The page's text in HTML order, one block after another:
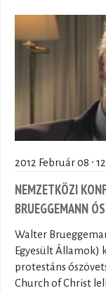
2012 Február 08 ∙
NEMZETKÖZI
BRUEGGEMANN
Walter
Egyesült Államok)
protestáns
Church of Christ